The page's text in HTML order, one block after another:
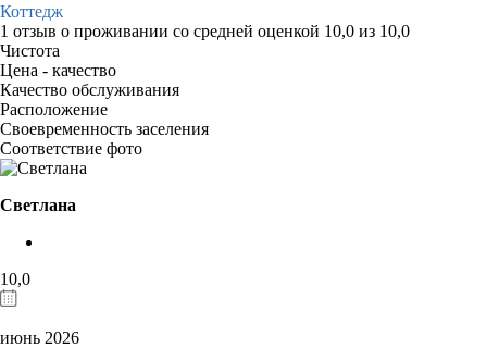
Коттедж
1 отзыв о проживании со средней оценкой 10,0 из 10,0
Чистота
Цена - качество
Качество обслуживания
Расположение
Своевременность заселения
Соответствие фото
Светлана
10,0
июнь 2026